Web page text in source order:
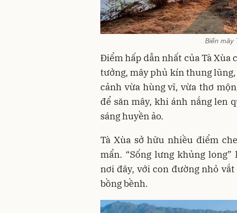
Biển mây
Điểm hấp dẫn nhất của Tà Xùa
tưởng, mây phủ kín thung
cảnh vừa hùng vĩ, vừa thơ
để săn mây, khi ánh nắng len
sáng huyền ảo.
Tà Xùa sở hữu nhiều điểm
mẩn. “Sống lưng khủng
nơi đây, với con đường nhỏ
bồng bềnh.